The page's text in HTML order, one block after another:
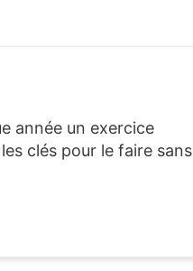
année un exercice
clés pour le faire sans